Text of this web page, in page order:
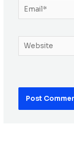
Email*
Website